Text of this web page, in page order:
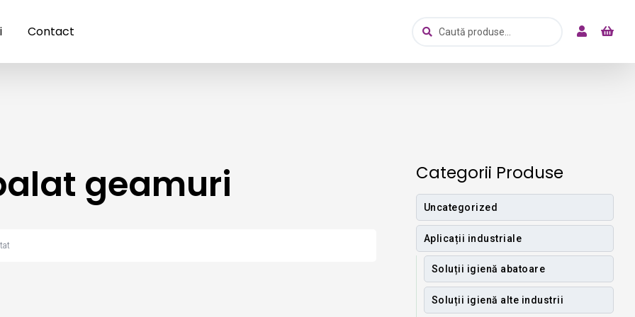
Contact
după:
Caută
geamuri Categorii Produse
Uncategorized
Aplicații industriale
Soluții igienă abatoare
Soluții igienă alte industrii